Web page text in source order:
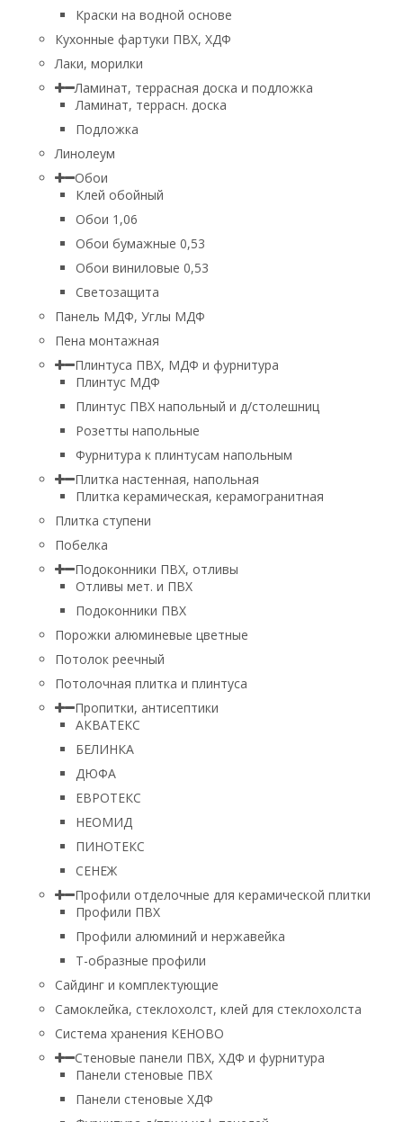
Краски на водной основе
Кухонные фартуки ПВХ, ХДФ
Лаки, морилки
Ламинат, террасная доска и подложка
Ламинат, террасн. доска
Подложка
Линолеум
Обои
Клей обойный
Обои 1,06
Обои бумажные 0,53
Обои виниловые 0,53
Светозащита
Панель МДФ, Углы МДФ
Пена монтажная
Плинтуса ПВХ, МДФ и фурнитура
Плинтус МДФ
Плинтус ПВХ напольный и д/столешниц
Розетты напольные
Фурнитура к плинтусам напольным
Плитка настенная, напольная
Плитка керамическая, керамогранитная
Плитка ступени
Побелка
Подоконники ПВХ, отливы
Отливы мет. и ПВХ
Подоконники ПВХ
Порожки алюминевые цветные
Потолок реечный
Потолочная плитка и плинтуса
Пропитки, антисептики
АКВАТЕКС
БЕЛИНКА
ДЮФА
ЕВРОТЕКС
НЕОМИД
ПИНОТЕКС
СЕНЕЖ
Профили отделочные для керамической плитки
Профили ПВХ
Профили алюминий и нержавейка
Т-образные профили
Сайдинг и комплектующие
Самоклейка, стеклохолст, клей для стеклохолста
Система хранения КЕНОВО
Стеновые панели ПВХ, ХДФ и фурнитура
Панели стеновые ПВХ
Панели стеновые ХДФ